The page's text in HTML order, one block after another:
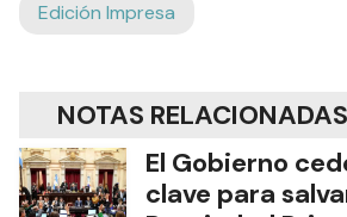
Edición Impresa
NOTAS RELACIONADAS
El Gobierno
clave para